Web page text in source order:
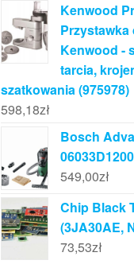
Kenwood
Kenwood -
tarcia,
szatkowania (975978)
598,18zł
Bosch
06033D1200
549,00zł
Chip Black
(3JA30AE,
73,53zł